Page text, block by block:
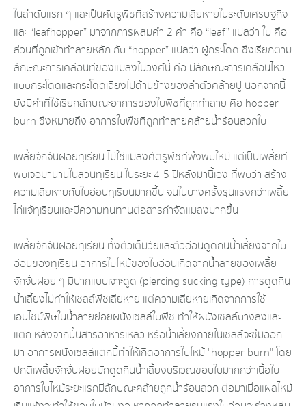
ในลำดับแรก ๆ และเป็นศัตรูพืชที่สร้างความเสียหายในระดับเศรษฐกิจ
และ “leafhopper” มาจากการผสมคำ 2 คำ คือ “leaf” แปลว่า ใบ คือ
ส่วนที่ถูกเข้าทำลายหลัก กับ “hopper” แปลว่า ผู้กระโดด ซึ่งเรียกตาม
ลักษณะการเคลื่อนที่ของแมลงในวงศ์นี้ คือ มีลักษณะการเคลื่อนไหว
แบบกระโดดและกระโดดเฉียงไปด้านข้างของลำตัวคล้ายปู นอกจากนี้
ยังมีคำที่ใช้เรียกลักษณะอาการของใบพืชที่ถูกทำลาย คือ hopper
burn ซึ่งหมายถึง อาการใบพืชที่ถูกทำลายคล้ายน้ำร้อนลวกใบ
เพลี้ยจักจั่นฝอยทุเรียน ไม่ใช่แมลงศัตรูพืชที่พึ่งพบใหม่ แต่เป็นเพลี้ยที่
พบเจอมานานในสวนทุเรียน ในระยะ 4-5 ปีหลังมานี้เอง ที่พบว่า สร้าง
ความเสียหายกับใบอ่อนทุเรียนมากขึ้น จนในบางครั้งรุนแรงกว่าเพลี้ย
ไก่แจ้ทุเรียนและมีความทนทานต่อสารกำจัดแมลงมากขึ้น
เพลี้ยจักจั่นฝอยทุเรียน ทั้งตัวเต็มวัยและตัวอ่อนดูดกินน้ำเลี้ยงจากใบ
อ่อนของทุเรียน อาการใบไหม้ของใบอ่อนเกิดจากน้ำลายของ​เพลี้ย​
จักจั่น​ฝอย​ ๆ​ มีปากแบบ​เจาะดูด​ (piercing sucking type) การดูดกิน
น้ำเลี้ยง​ไม่ทำให้เซลล์​พืชเสียหาย​ แต่ความเสียหายเกิดจากการใช้
เอนไซม์พิษในน้ำลาย​ย่อยผนังเซลล์ใบพืช​ ทำให้ผนังเซลล์บางลงและ
แตก หลังจากนั้นสารอาหารเหลว​ หรือน้ำเลี้ยง​ภายในเซลล์​จะซึมออก
มา​ อาการผนังเซลล์แตกนี้ทำให้เกิดอาการใบไหม้​ "hopper burn" โดย
ปกติเพลี้ยจักจั่นฝอยมักดูดกินน้ำเลี้ยงบริเวณขอบใบมากกว่าเนื้อใบ​
อาการใบไหม้ระยะแรกมีลักษณะ​คล้าย​ถูกน้ำร้อน​ลวก​ ต่อมาเมื่อแผลไหม้